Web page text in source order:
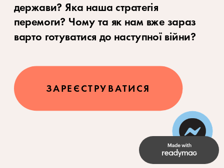
держави? Яка наша стратегія
перемоги? Чому та як нам вже зараз
варто готуватися до наступної війни?
ЗАРЕЄСТРУВАТИСЯ